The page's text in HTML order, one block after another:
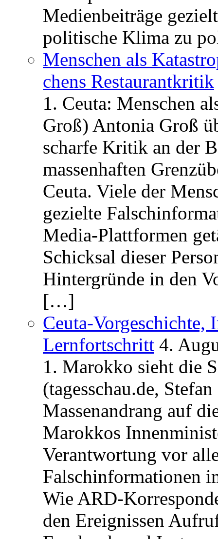
Medienbeiträge
politische Klima zu
Menschen als
chens Restau­rant­kritik
1. Ceuta: Menschen
Groß) Antonia Groß
scharfe Kritik an der
massenhaften
Ceuta. Viele der
gezielte
Media-Plattformen
Schicksal dieser
Hintergründe in den
[…]
Ceuta-Vorgeschichte,
Lernfortschritt 4.
1. Marokko sieht die
(tagesschau.de,
Massenandrang auf
Marokkos
Verantwortung vor
Falschinformationen
Wie ARD-
den Ereignissen